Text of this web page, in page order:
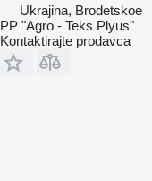
Ukrajina, Brodetskoe
PP "Agro - Teks Plyus"
Kontaktirajte prodavca